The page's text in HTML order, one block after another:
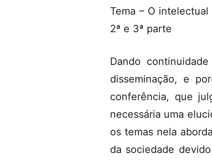
Tema – O
2ª e 3ª parte
Dando
disseminação, e
conferência, que
necessária uma
os temas nela
da sociedade